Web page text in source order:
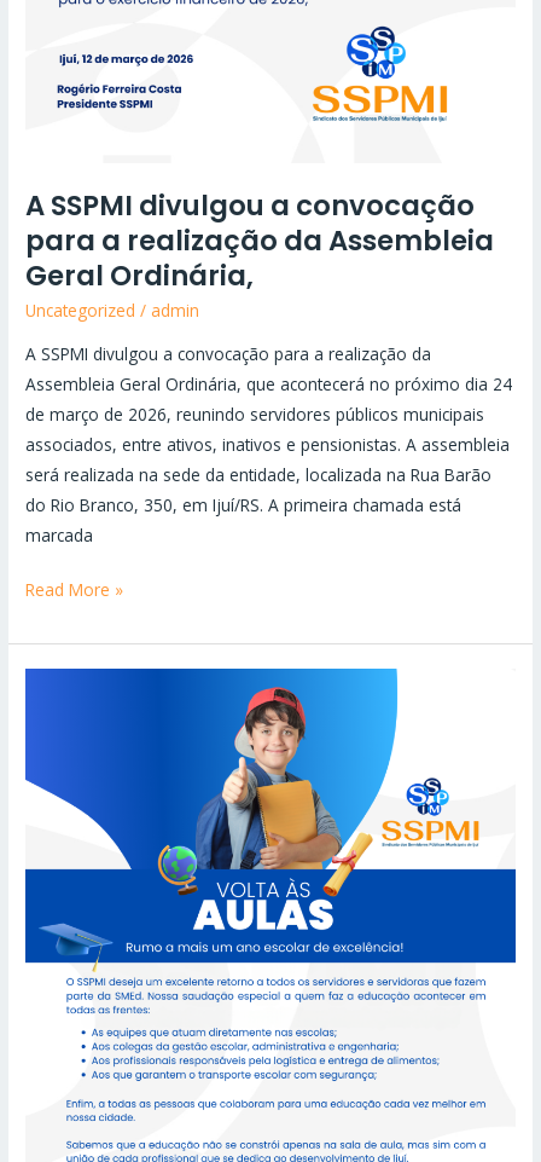
A SSPMI divulgou a convocação
para a realização da Assembleia
Geral Ordinária,
Uncategorized / admin
A SSPMI divulgou a convocação para a realização da
Assembleia Geral Ordinária, que acontecerá no próximo dia 24
de março de 2026, reunindo servidores públicos municipais
associados, entre ativos, inativos e pensionistas. A assembleia
será realizada na sede da entidade, localizada na Rua Barão
do Rio Branco, 350, em Ijuí/RS. A primeira chamada está
marcada
Read More »